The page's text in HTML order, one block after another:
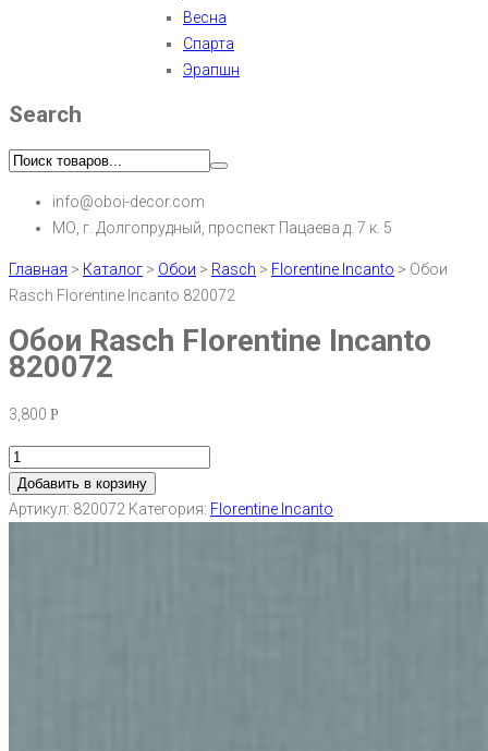
Весна
Спарта
Эрапшн
Search
info@oboi-decor.com
МО, г. Долгопрудный, проспект Пацаева д. 7 к. 5
Главная > Каталог > Обои > Rasch > Florentine Incanto > Обои
Rasch Florentine Incanto 820072
Обои Rasch Florentine Incanto
820072
3,800 Р
Добавить в корзину
Артикул: 820072 Категория: Florentine Incanto